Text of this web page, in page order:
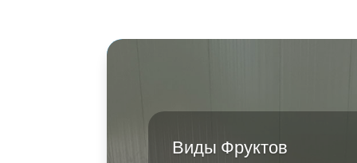
Виды Фруктов